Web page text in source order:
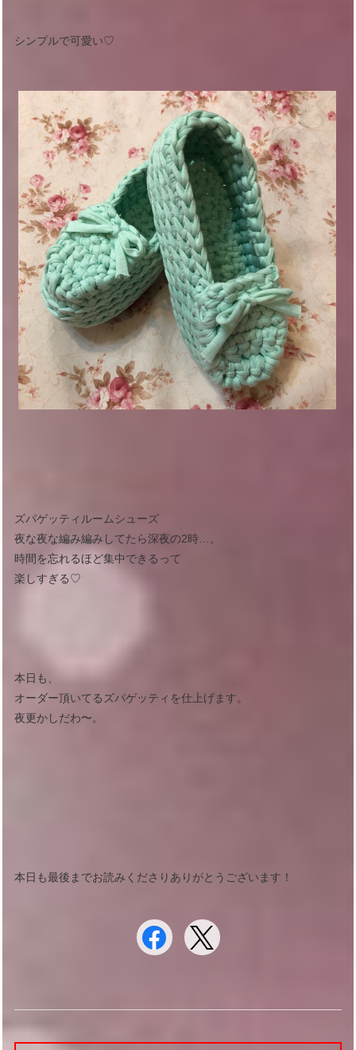
シンプルで可愛い♡
ズパゲッティルームシューズ
夜な夜な編み編みしてたら深夜の2時…。
時間を忘れるほど集中できるって
楽しすぎる♡
本日も、
オーダー頂いてるズパゲッティを仕上げます。
夜更かしだわ〜。
本日も最後までお読みくださりありがとうございます！